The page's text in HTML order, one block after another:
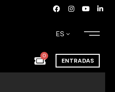
ES
0
ENTRADAS